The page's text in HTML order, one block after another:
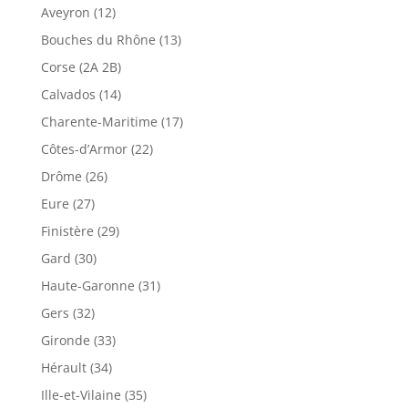
Aveyron (12)
Bouches du Rhône (13)
Corse (2A 2B)
Calvados (14)
Charente-Maritime (17)
Côtes-d’Armor (22)
Drôme (26)
Eure (27)
Finistère (29)
Gard (30)
Haute-Garonne (31)
Gers (32)
Gironde (33)
Hérault (34)
Ille-et-Vilaine (35)